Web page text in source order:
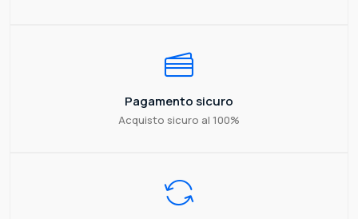
Pagamento sicuro
Acquisto sicuro al 100%